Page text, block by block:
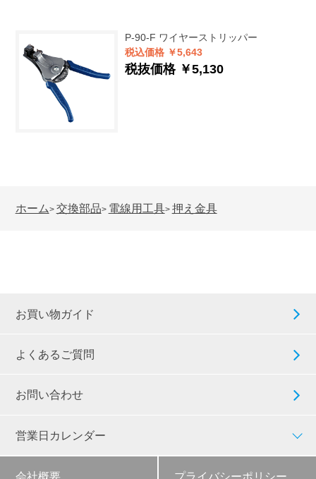
P-90-F ワイヤーストリッパー
税込価格 ￥5,643
税抜価格 ￥5,130
ホーム> 交換部品> 電線用工具> 押え金具
お買い物ガイド
よくあるご質問
お問い合わせ
営業日カレンダー
会社概要 プライバシーポリシー